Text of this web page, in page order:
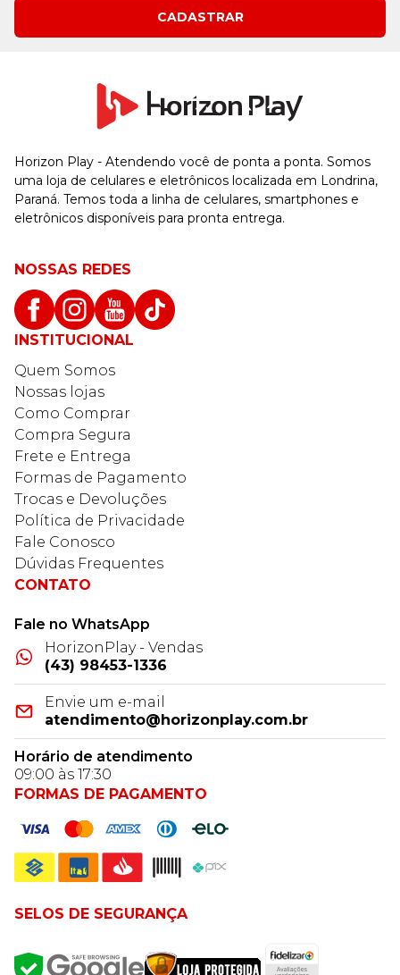
CADASTRAR
Horizon Play - Atendendo você de ponta a ponta. Somos
uma loja de celulares e eletrônicos localizada em Londrina,
Paraná. Temos toda a linha de celulares, smartphones e
eletrônicos disponíveis para pronta entrega.
NOSSAS REDES
INSTITUCIONAL
Quem Somos
Nossas lojas
Como Comprar
Compra Segura
Frete e Entrega
Formas de Pagamento
Trocas e Devoluções
Política de Privacidade
Fale Conosco
Dúvidas Frequentes
CONTATO
Fale no WhatsApp
HorizonPlay - Vendas
(43) 98453-1336
Envie um e-mail
atendimento@horizonplay.com.br
Horário de atendimento
09:00 às 17:30
FORMAS DE PAGAMENTO
SELOS DE SEGURANÇA